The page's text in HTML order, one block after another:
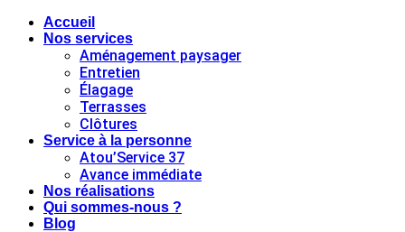
Accueil
Nos services
Aménagement paysager
Entretien
Élagage
Terrasses
Clôtures
Service à la personne
Atou’Service 37
Avance immédiate
Nos réalisations
Qui sommes-nous ?
Blog